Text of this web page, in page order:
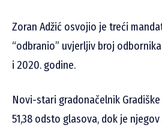
Zoran Adžić osvojio je treći
“odbranio” uvjerljiv broj
i 2020. godine.
Novi-stari gradonačelnik
51,38 odsto glasova, dok je